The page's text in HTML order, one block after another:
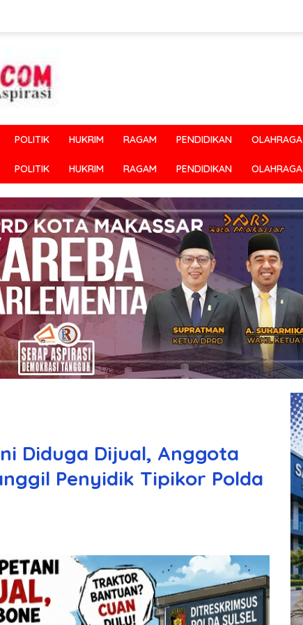
POLITIK HUKRIM RAGAM PENDIDIKAN OLAHRAGA
POLITIK HUKRIM RAGAM PENDIDIKAN OLAHRAGA
Diduga Dijual, Anggota
Penyidik Tipikor Polda